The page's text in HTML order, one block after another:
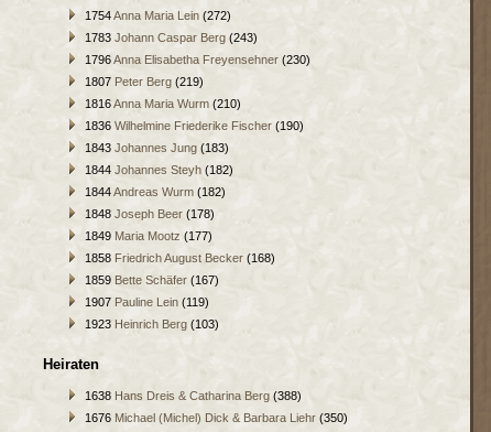
1754Anna Maria Lein (272)
1783Johann Caspar Berg (243)
1796Anna Elisabetha Freyensehner (230)
1807 Peter Berg (219)
1816Anna Maria Wurm (210)
1836Wilhelmine Friederike Fischer (190)
1843Johannes Jung (183)
1844Johannes Steyh (182)
1844Andreas Wurm (182)
1848Joseph Beer (178)
1849 Maria Mootz (177)
1858 Friedrich August Becker (168)
1859 Bette Schäfer (167)
1907 Pauline Lein (119)
1923 Heinrich Berg (103)
Heiraten
1638 Hans Dreis & Catharina Berg (388)
1676 Michael (Michel) Dick & Barbara Liehr (350)